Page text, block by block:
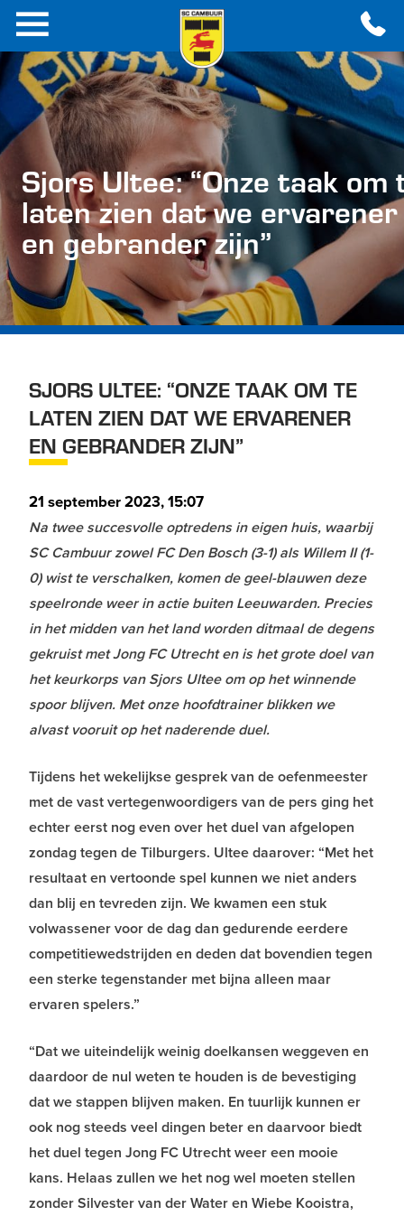
Sjors Ultee: “Onze taak om
laten zien dat we ervarener
en gebrander zijn”
SJORS ULTEE: “ONZE TAAK OM TE
LATEN ZIEN DAT WE ERVARENER
EN GEBRANDER ZIJN”
21 september 2023, 15:07
Na twee succesvolle optredens in eigen huis, waarbij
SC Cambuur zowel FC Den Bosch (3-1) als Willem II (1-
0) wist te verschalken, komen de geel-blauwen deze
speelronde weer in actie buiten Leeuwarden. Precies
in het midden van het land worden ditmaal de degens
gekruist met Jong FC Utrecht en is het grote doel van
het keurkorps van Sjors Ultee om op het winnende
spoor blijven. Met onze hoofdtrainer blikken we
alvast vooruit op het naderende duel.
Tijdens het wekelijkse gesprek van de oefenmeester
met de vast vertegenwoordigers van de pers ging het
echter eerst nog even over het duel van afgelopen
zondag tegen de Tilburgers. Ultee daarover: “Met het
resultaat en vertoonde spel kunnen we niet anders
dan blij en tevreden zijn. We kwamen een stuk
volwassener voor de dag dan gedurende eerdere
competitiewedstrijden en deden dat bovendien tegen
een sterke tegenstander met bijna alleen maar
ervaren spelers.”
“Dat we uiteindelijk weinig doelkansen weggeven en
daardoor de nul weten te houden is de bevestiging
dat we stappen blijven maken. En tuurlijk kunnen er
ook nog steeds veel dingen beter en daarvoor biedt
het duel tegen Jong FC Utrecht weer een mooie
kans. Helaas zullen we het nog wel moeten stellen
zonder Silvester van der Water en Wiebe Kooistra,